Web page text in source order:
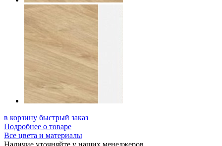
в корзину быстрый заказ
Подробнее о товаре
Все цвета и материалы
Наличие уточняйте у наших менеджеров.